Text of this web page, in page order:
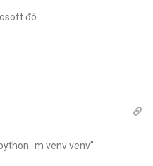
đó
-m venv venv”